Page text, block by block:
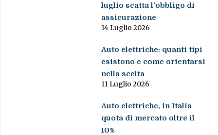
luglio scatta l’obbligo di
assicurazione
14 Luglio 2026
Auto elettriche: quanti tipi
esistono e come orientarsi
nella scelta
11 Luglio 2026
Auto elettriche, in Italia
quota di mercato oltre il
10%